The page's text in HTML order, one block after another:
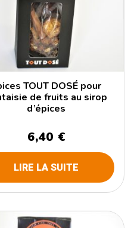
TOUT DOSÉ pour
de fruits au sirop
d’épices
6,40 €
LIRE LA SUITE